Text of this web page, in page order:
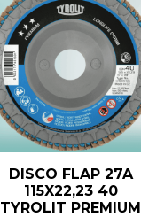
DISCO FLAP 27A
115X22,23 40
TYROLIT PREMIUM